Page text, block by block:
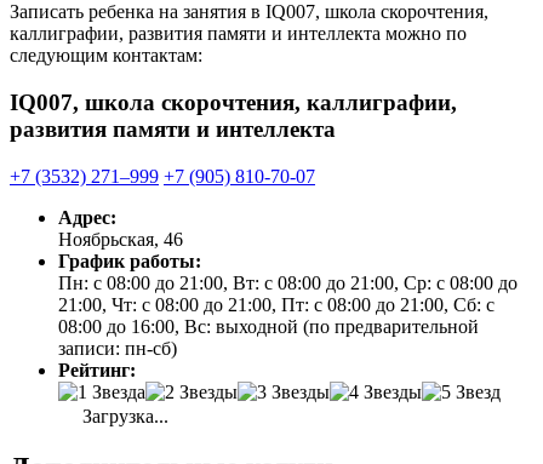
Записать ребенка на занятия в IQ007, школа скорочтения,
каллиграфии, развития памяти и интеллекта можно по
следующим контактам:
IQ007, школа скорочтения, каллиграфии,
развития памяти и интеллекта
+7 (3532) 271‒999 +7 (905) 810-70-07
Адрес:
Ноябрьская, 46
График работы:
Пн: с 08:00 до 21:00, Вт: с 08:00 до 21:00, Ср: с 08:00 до
21:00, Чт: с 08:00 до 21:00, Пт: с 08:00 до 21:00, Сб: с
08:00 до 16:00, Вс: выходной (по предварительной
записи: пн-сб)
Рейтинг:
Загрузка...